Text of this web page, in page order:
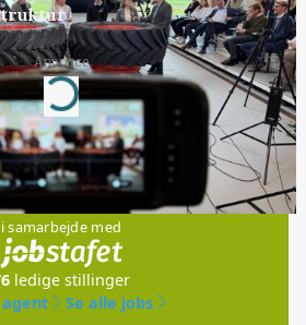
Annonce
Loading...
Jobs
i samarbejde med
ledige stillinger
Se alle jobs